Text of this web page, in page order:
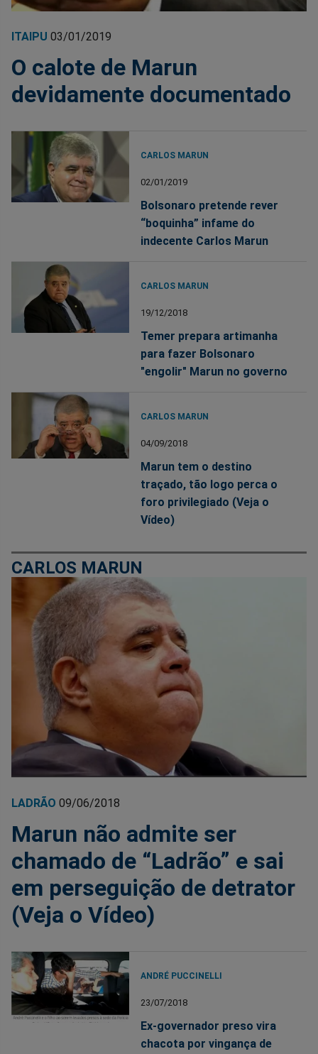
ITAIPU 03/01/2019
O calote de Marun
devidamente documentado
CARLOS MARUN
02/01/2019
Bolsonaro pretende rever
“boquinha” infame do
indecente Carlos Marun
CARLOS MARUN
19/12/2018
Temer prepara artimanha
para fazer Bolsonaro
"engolir" Marun no governo
CARLOS MARUN
04/09/2018
Marun tem o destino
traçado, tão logo perca o
foro privilegiado (Veja o
Vídeo)
CARLOS MARUN
LADRÃO 09/06/2018
Marun não admite ser
chamado de “Ladrão” e sai
em perseguição de detrator
(Veja o Vídeo)
ANDRÉ PUCCINELLI
23/07/2018
Ex-governador preso vira
chacota por vingança de